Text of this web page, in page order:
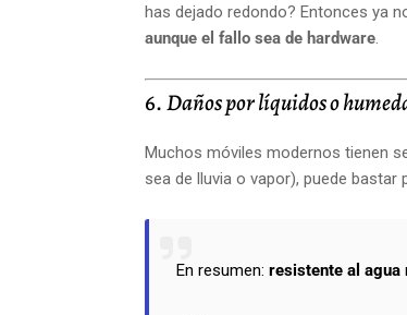
has dejado redondo? Entonces ya
aunque el fallo sea de hardware
6.Daños por líquidos o
Muchos móviles modernos tienen
sea de lluvia o vapor), puede bastar
En resumen: resistente al agua